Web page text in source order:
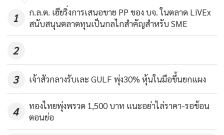
719
1
ก.ล.ต. เฮียริ่งการเสนอขาย PP ของ บจ. ในตลาด LiVEx
สนับสนุนตลาดทุนเป็นกลไกสำคัญสำหรับ SME
2
3 เจ้าสัวกลางรับเละ GULF พุ่ง30% หุ้นในมือขึ้นยกแผง
4
ทองไทยพุ่งพรวด 1,500 บาท แนะอย่าไล่ราคา-รอช้อน
ตอนย่อ